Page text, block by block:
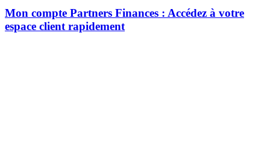
Mon compte Partners Finances : Accédez à votre
espace client rapidement